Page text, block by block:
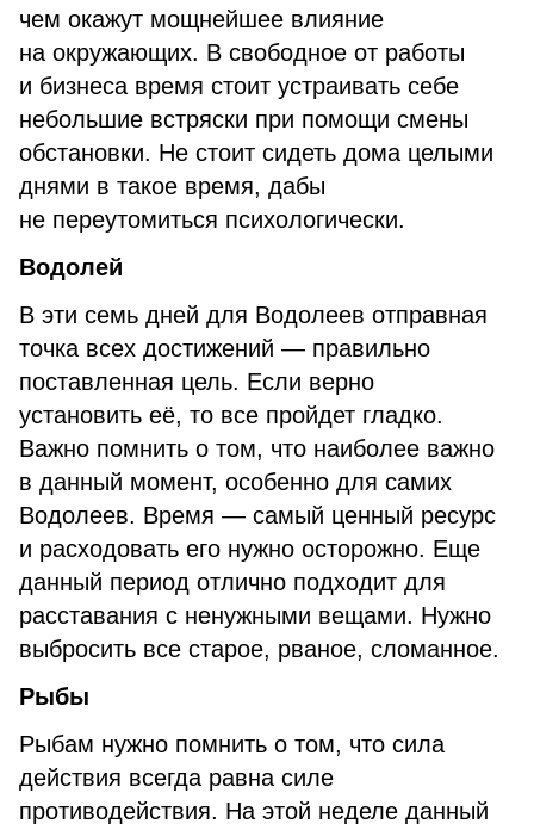
чем окажут мощнейшее влияние
на окружающих. В свободное от работы
и бизнеса время стоит устраивать себе
небольшие встряски при помощи смены
обстановки. Не стоит сидеть дома целыми
днями в такое время, дабы
не переутомиться психологически.
Водолей
В эти семь дней для Водолеев отправная
точка всех достижений — правильно
поставленная цель. Если верно
установить её, то все пройдет гладко.
Важно помнить о том, что наиболее важно
в данный момент, особенно для самих
Водолеев. Время — самый ценный ресурс
и расходовать его нужно осторожно. Еще
данный период отлично подходит для
расставания с ненужными вещами. Нужно
выбросить все старое, рваное, сломанное.
Рыбы
Рыбам нужно помнить о том, что сила
действия всегда равна силе
противодействия. На этой неделе данный